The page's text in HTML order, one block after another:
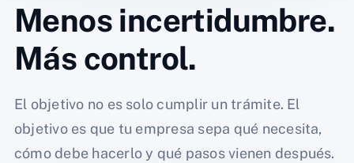
Menos incertidumbre.
Más control.
El objetivo no es solo cumplir un trámite. El
objetivo es que tu empresa sepa qué necesita,
cómo debe hacerlo y qué pasos vienen después.